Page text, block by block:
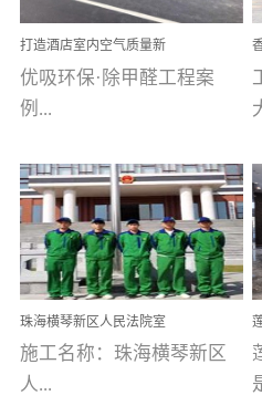
为深圳安居集团旗下城...
打造酒店室内空气质量新
标杆——优吸环保·标杆之
作：东莞美豪雅致酒店室
内空气治理工程纪实
优吸环保·除甲醛工程案
例...
【东莞美豪雅致酒店】室
内空气治理项目东莞美豪
雅致酒店 东莞美豪雅
致酒店是为中高端人士...
珠海横琴新区人民法院室
内除甲醛空气治理项目
施工名称：珠海横琴新区
人...